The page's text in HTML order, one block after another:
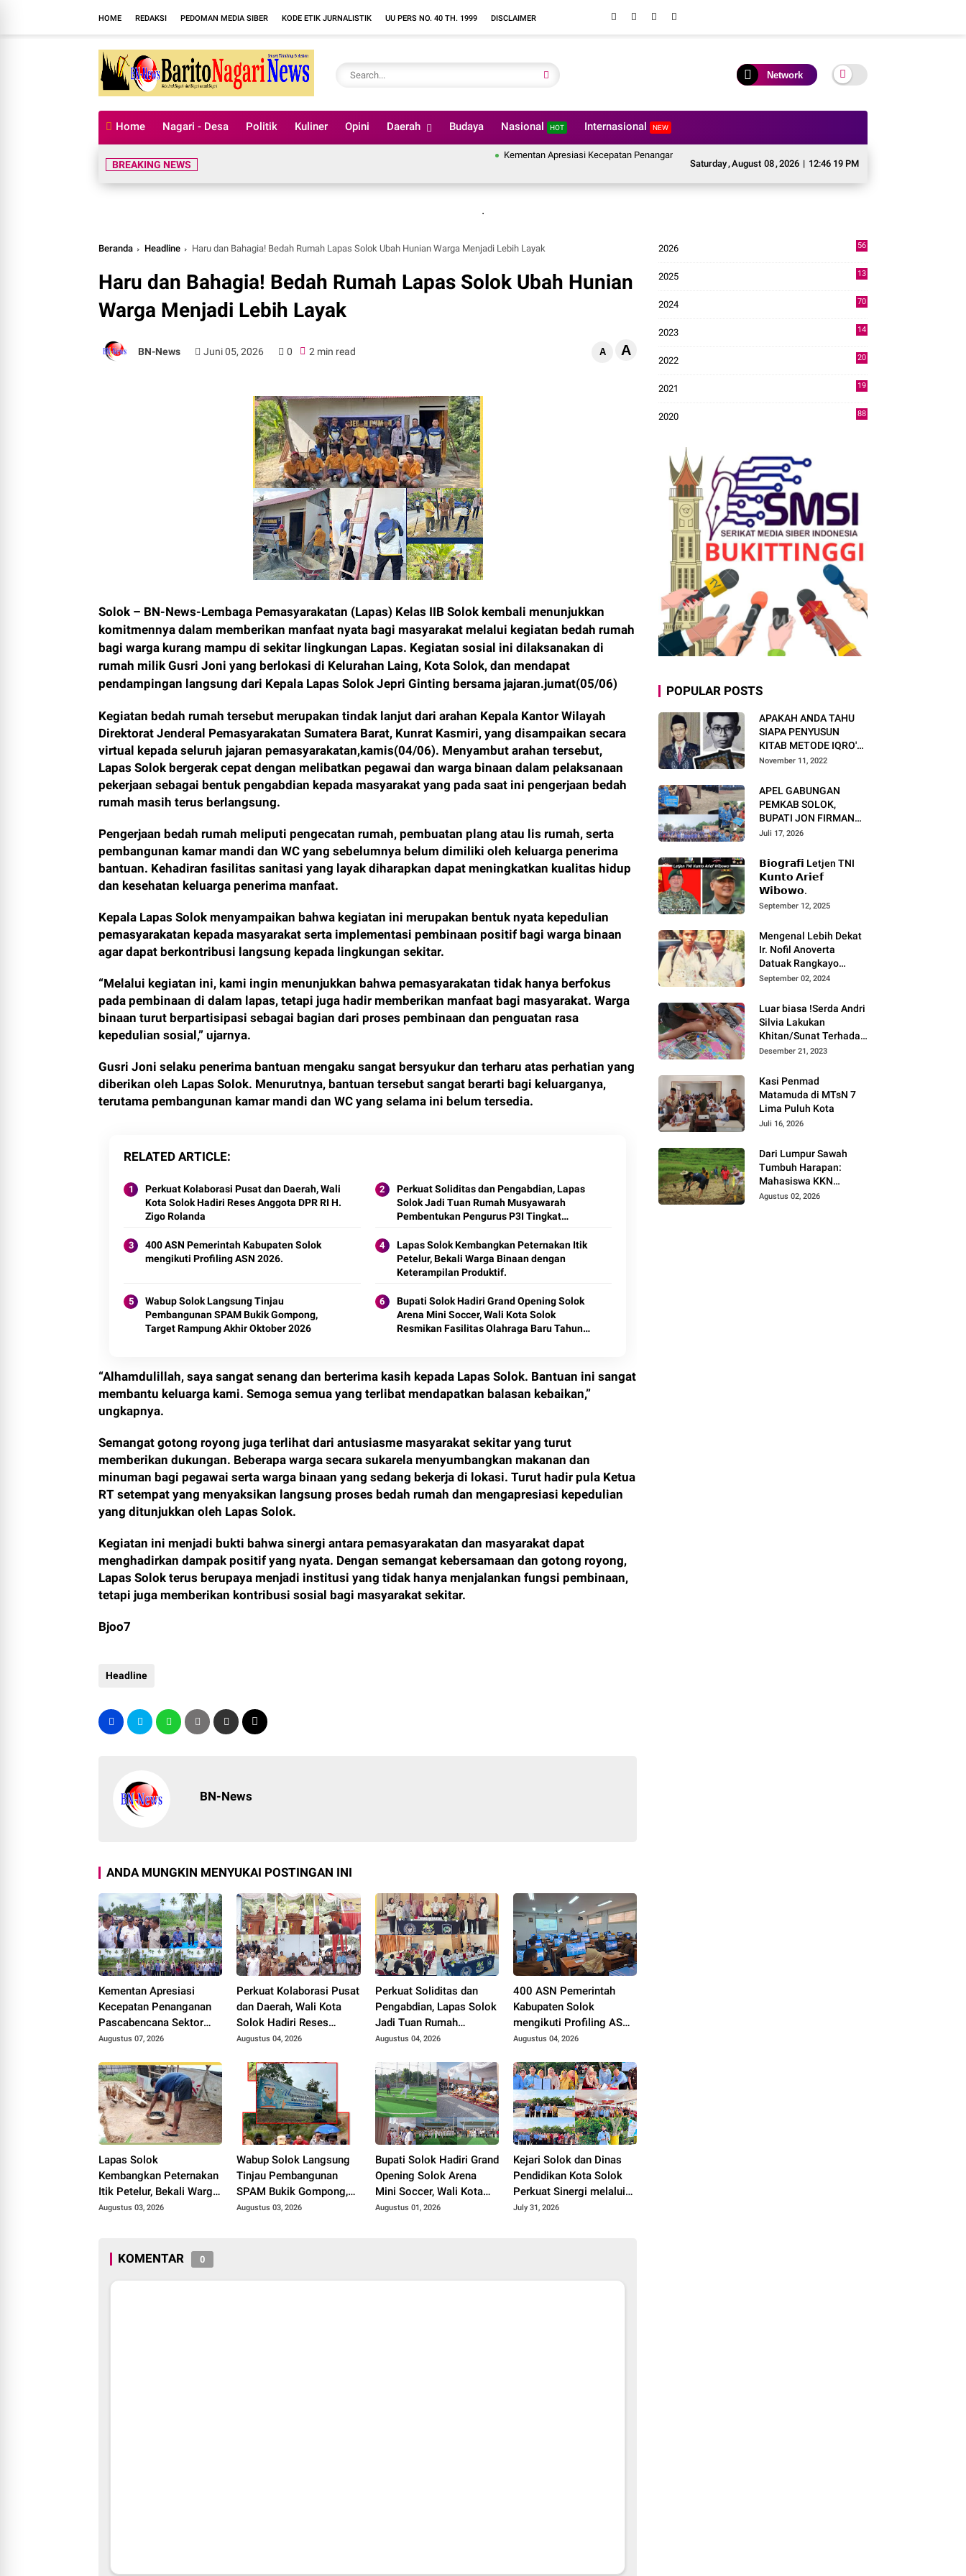
HOME REDAKSI PEDOMAN MEDIA SIBER KODE ETIK JURNALISTIK UU PERS NO. 40 TH. 1999 DISCLAIMER
Network
Home Nagari - Desa Politik Kuliner Opini Daerah Budaya Nasional HOT Internasional NEW
Saturday,August 08,2026 | 12:46 20 PM
BREAKING NEWS
Kementan Apresiasi Kecepatan Penanganan Pascabencana Sektor Pertanian Kabupaten Solok, Alokasi Bantuan Irigasi
.
Beranda Headline Haru dan Bahagia! Bedah Rumah Lapas Solok Ubah Hunian Warga Menjadi Lebih Layak
Haru dan Bahagia! Bedah Rumah Lapas Solok Ubah Hunian
Warga Menjadi Lebih Layak
BN-News Juni 05, 2026 0 2 min read A A
Solok – BN-News-Lembaga Pemasyarakatan (Lapas) Kelas IIB Solok kembali menunjukkan
komitmennya dalam memberikan manfaat nyata bagi masyarakat melalui kegiatan bedah rumah
bagi warga kurang mampu di sekitar lingkungan Lapas. Kegiatan sosial ini dilaksanakan di
rumah milik Gusri Joni yang berlokasi di Kelurahan Laing, Kota Solok, dan mendapat
pendampingan langsung dari Kepala Lapas Solok Jepri Ginting bersama jajaran.jumat(05/06)
Kegiatan bedah rumah tersebut merupakan tindak lanjut dari arahan Kepala Kantor Wilayah
Direktorat Jenderal Pemasyarakatan Sumatera Barat, Kunrat Kasmiri, yang disampaikan secara
virtual kepada seluruh jajaran pemasyarakatan,kamis(04/06). Menyambut arahan tersebut,
Lapas Solok bergerak cepat dengan melibatkan pegawai dan warga binaan dalam pelaksanaan
pekerjaan sebagai bentuk pengabdian kepada masyarakat yang pada saat ini pengerjaan bedah
rumah masih terus berlangsung.
Pengerjaan bedah rumah meliputi pengecatan rumah, pembuatan plang atau lis rumah, serta
pembangunan kamar mandi dan WC yang sebelumnya belum dimiliki oleh keluarga penerima
bantuan. Kehadiran fasilitas sanitasi yang layak diharapkan dapat meningkatkan kualitas hidup
dan kesehatan keluarga penerima manfaat.
Kepala Lapas Solok menyampaikan bahwa kegiatan ini merupakan bentuk nyata kepedulian
pemasyarakatan kepada masyarakat serta implementasi pembinaan positif bagi warga binaan
agar dapat berkontribusi langsung kepada lingkungan sekitar.
“Melalui kegiatan ini, kami ingin menunjukkan bahwa pemasyarakatan tidak hanya berfokus
pada pembinaan di dalam lapas, tetapi juga hadir memberikan manfaat bagi masyarakat. Warga
binaan turut berpartisipasi sebagai bagian dari proses pembinaan dan penguatan rasa
kepedulian sosial,” ujarnya.
Gusri Joni selaku penerima bantuan mengaku sangat bersyukur dan terharu atas perhatian yang
diberikan oleh Lapas Solok. Menurutnya, bantuan tersebut sangat berarti bagi keluarganya,
terutama pembangunan kamar mandi dan WC yang selama ini belum tersedia.
RELATED ARTICLE
Perkuat Kolaborasi Pusat dan Daerah, Wali
Kota Solok Hadiri Reses Anggota DPR RI H.
Zigo Rolanda
Perkuat Soliditas dan Pengabdian, Lapas
Solok Jadi Tuan Rumah Musyawarah
Pembentukan Pengurus P3I Tingkat
400 ASN Pemerintah Kabupaten Solok
mengikuti Profiling ASN 2026.
Lapas Solok Kembangkan Peternakan Itik
Petelur, Bekali Warga Binaan dengan
Keterampilan Produktif.
Wabup Solok Langsung Tinjau
Pembangunan SPAM Bukik Gompong,
Target Rampung Akhir Oktober 2026
Bupati Solok Hadiri Grand Opening Solok
Arena Mini Soccer, Wali Kota Solok
Resmikan Fasilitas Olahraga Baru Tahun
“Alhamdulillah, saya sangat senang dan berterima kasih kepada Lapas Solok. Bantuan ini sangat
membantu keluarga kami. Semoga semua yang terlibat mendapatkan balasan kebaikan,”
ungkapnya.
Semangat gotong royong juga terlihat dari antusiasme masyarakat sekitar yang turut
memberikan dukungan. Beberapa warga secara sukarela menyumbangkan makanan dan
minuman bagi pegawai serta warga binaan yang sedang bekerja di lokasi. Turut hadir pula Ketua
RT setempat yang menyaksikan langsung proses bedah rumah dan mengapresiasi kepedulian
yang ditunjukkan oleh Lapas Solok.
Kegiatan ini menjadi bukti bahwa sinergi antara pemasyarakatan dan masyarakat dapat
menghadirkan dampak positif yang nyata. Dengan semangat kebersamaan dan gotong royong,
Lapas Solok terus berupaya menjadi institusi yang tidak hanya menjalankan fungsi pembinaan,
tetapi juga memberikan kontribusi sosial bagi masyarakat sekitar.
Bjoo7
Headline
BN-News
ANDA MUNGKIN MENYUKAI POSTINGAN INI
Kementan Apresiasi
Kecepatan Penanganan
Pascabencana Sektor
Pertanian Kabupaten
Irigasi Naik dari 13
Menjadi 74 Unit.
Augustus 07, 2026
Perkuat Kolaborasi Pusat
dan Daerah, Wali Kota
Solok Hadiri Reses
Anggota DPR RI H. Zigo
Augustus 04, 2026
Perkuat Soliditas dan
Pengabdian, Lapas Solok
Jadi Tuan Rumah
Musyawarah
P3I Tingkat Daerah.
Augustus 04, 2026
400 ASN Pemerintah
Kabupaten Solok
mengikuti Profiling ASN
2026.
Augustus 04, 2026
Lapas Solok
Kembangkan Peternakan
Itik Petelur, Bekali Warga
Binaan dengan
Augustus 03, 2026
Wabup Solok Langsung
Tinjau Pembangunan
SPAM Bukik Gompong,
Target Rampung Akhir
Augustus 03, 2026
Bupati Solok Hadiri Grand
Opening Solok Arena
Mini Soccer, Wali Kota
Solok Resmikan Fasilitas
Augustus 01, 2026
Kejari Solok dan Dinas
Pendidikan Kota Solok
Perkuat Sinergi melalui
Penandatanganan PKS
July 31, 2026
KOMENTAR 0
2026
56
2025
13
2024
70
2023
14
2022
20
2021
19
2020
88
POPULAR POSTS
APAKAH ANDA TAHU
SIAPA PENYUSUN
KITAB METODE IQRO'?
INI BIOGRAFI KH. AS'AD
November 11, 2022
APEL GABUNGAN
PEMKAB SOLOK,
BUPATI JON FIRMAN
PANDU TEKANKAN ASN
DAN PELAYANAN
MASYARAKAT.
Juli 17, 2026
𝗕𝗶𝗼𝗴𝗿𝗮𝗳𝗶 Letjen TNI
𝗞𝘂𝗻𝘁𝗼 𝗔𝗿𝗶𝗲𝗳
𝗪𝗶𝗯𝗼𝘄𝗼.
September 12, 2025
Mengenal Lebih Dekat
Ir. Nofil Anoverta
Datuak Rangkayo
Batuah Cawako
September 02, 2024
Luar biasa !Serda Andri
Silvia Lakukan
Khitan/Sunat Terhadap
Anak Warga Binaannya
Desember 21, 2023
Kasi Penmad
Matamuda di MTsN 7
Lima Puluh Kota
Juli 16, 2026
Dari Lumpur Sawah
Tumbuh Harapan:
Mahasiswa KKN
Universitas Andalas
Agustus 02, 2026